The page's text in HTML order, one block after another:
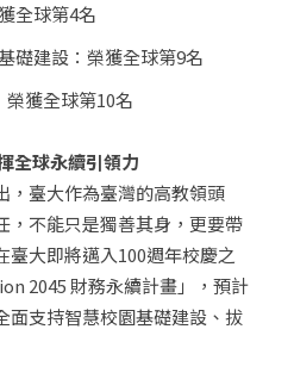
全球第4名
礎建設：榮獲全球第9名
榮獲全球第10名
全球永續引領力
，臺大作為臺灣的高教領頭
，不能只是獨善其身，更要帶
大即將邁入100週年校慶之
2045 財務永續計畫」，預計
面支持智慧校園基礎建設、拔